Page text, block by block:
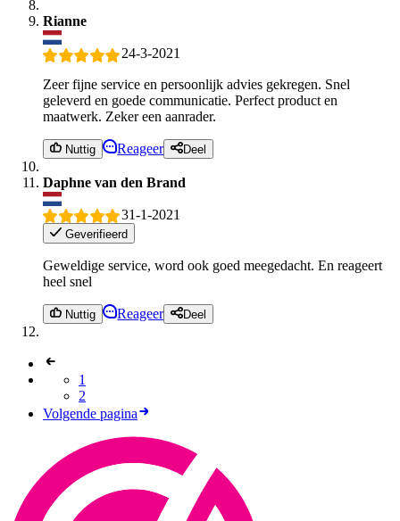
Rianne
24-3-2021
Zeer fijne service en persoonlijk advies gekregen. Snel
geleverd en goede communicatie. Perfect product en
maatwerk. Zeker een aanrader.
Nuttig Reageer Deel
Daphne van den Brand
31-1-2021
Geverifieerd
Geweldige service, word ook goed meegedacht. En reageert
heel snel
Nuttig Reageer Deel
1
2
Volgende pagina